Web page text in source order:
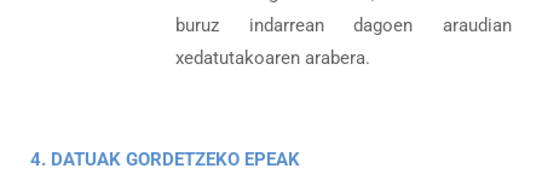
buruz indarrean dagoen araudian
xedatutakoaren arabera.
4. DATUAK GORDETZEKO EPEAK